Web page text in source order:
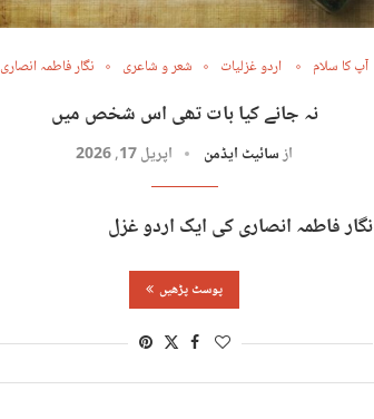
آپ کا سلام اردو غزلیات شعر و شاعری نگار فاطمہ انصاری
نہ جانے کیا بات تھی اس شخص میں
ازسائیٹ ایڈمن اپریل 17, 2026
نگار فاطمہ انصاری کی ایک اردو غزل
پوسٹ پڑھیں